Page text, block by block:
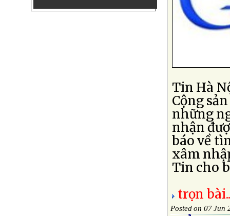
Tin Hà
Cộng
những
nhận
báo về
xâm
Tin cho
trọn
Posted on 07 Jun